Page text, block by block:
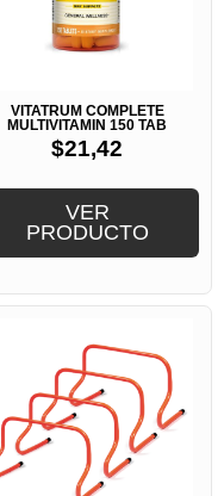
VITATRUM COMPLETE
MULTIVITAMIN 150 TAB
$21,42
VER
PRODUCTO